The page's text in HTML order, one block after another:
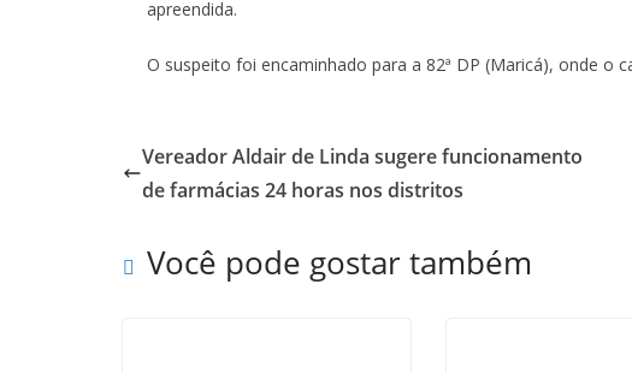
apreendida.
O suspeito foi encaminhado para a 82ª DP (Maricá), onde o
Vereador Aldair de Linda sugere funcionamento
de farmácias 24 horas nos distritos
Você pode gostar também